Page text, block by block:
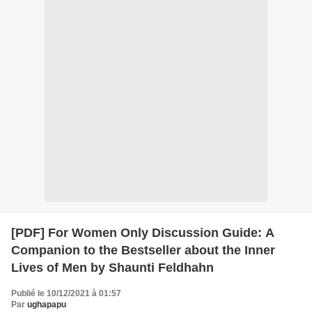
[PDF] For Women Only Discussion Guide: A
Companion to the Bestseller about the Inner
Lives of Men by Shaunti Feldhahn
Publié le 10/12/2021 à 01:57
Par ughapapu